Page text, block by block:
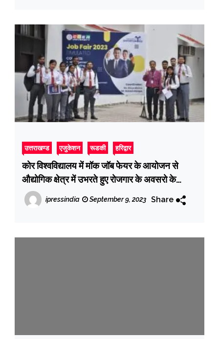
उत्तराखण्ड एजुकेशन रूडकी हरिद्वार
कोर विश्वविद्यालय में मॉक जॉब फेयर के आयोजन से
औद्योगिक क्षेत्र में उभरते हुए रोजगार के अवसरो के
अनुसार छात्रों को दिया गया प्रशिक्षण
ipressindia September 9, 2023 Share